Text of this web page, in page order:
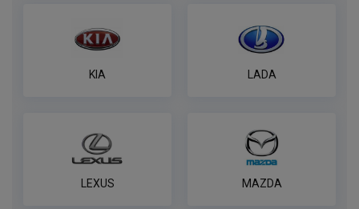
KIA LADA
LEXUS MAZDA